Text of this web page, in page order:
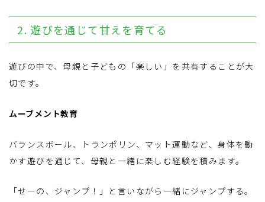
2. 遊びを通じて甘えを育てる
遊びの中で、母親と子どもの「楽しい」を共有することが大
切です。
ムーブメント教育
バランスボール、トランポリン、マット運動など、身体を動
かす遊びを通じて、母親と一緒に楽しむ経験を積みます。
「せーの、ジャンプ！」と言いながら一緒にジャンプする。